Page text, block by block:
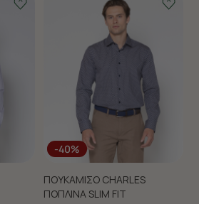
-40%
ΠΟΥΚΑΜΙΣΟ CHARLES
ΠΟΠΛΙΝΑ SLIM FIT